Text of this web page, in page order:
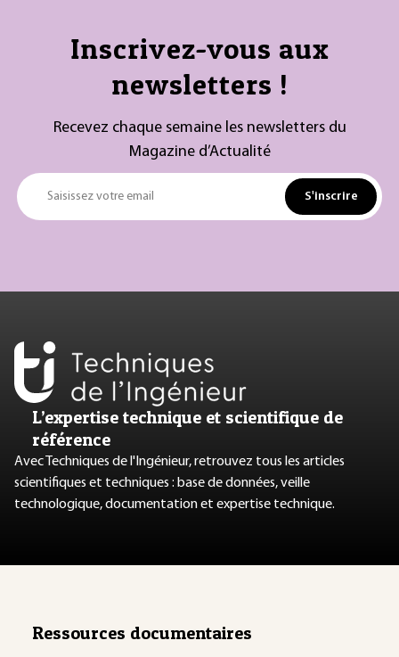
Inscrivez-vous aux
newsletters !
Recevez chaque semaine les newsletters du
Magazine d’Actualité
Saisissez votre email S'inscrire
L’expertise technique et scientifique de
référence
Avec Techniques de l'Ingénieur, retrouvez tous les articles
scientifiques et techniques : base de données, veille
technologique, documentation et expertise technique.
Ressources documentaires